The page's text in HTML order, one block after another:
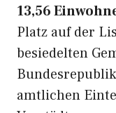
13,56
Platz auf der
besiedelten
amtlichen